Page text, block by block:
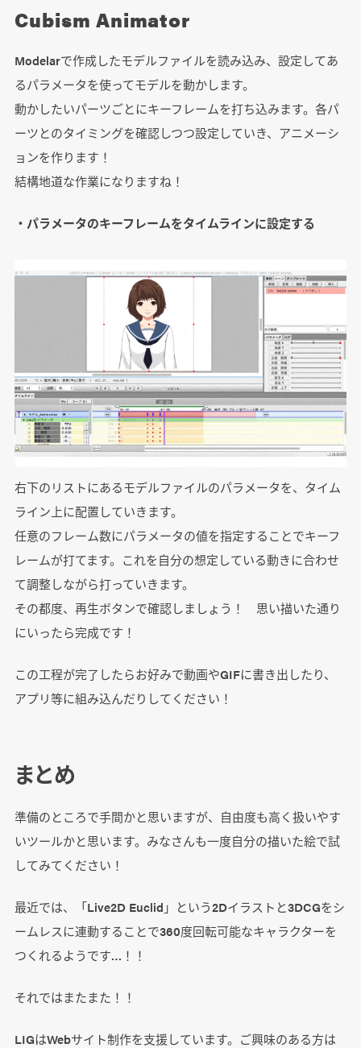
Cubism Animator
Modelarで作成したモデルファイルを読み込み、設定してあ
るパラメータを使ってモデルを動かします。
動かしたいパーツごとにキーフレームを打ち込みます。各パ
ーツとのタイミングを確認しつつ設定していき、アニメーシ
ョンを作ります！
結構地道な作業になりますね！
・パラメータのキーフレームをタイムラインに設定する
右下のリストにあるモデルファイルのパラメータを、タイム
ライン上に配置していきます。
任意のフレーム数にパラメータの値を指定することでキーフ
レームが打てます。これを自分の想定している動きに合わせ
て調整しながら打っていきます。
その都度、再生ボタンで確認しましょう！ 思い描いた通り
にいったら完成です！
この工程が完了したらお好みで動画やGIFに書き出したり、
アプリ等に組み込んだりしてください！
まとめ
準備のところで手間かと思いますが、自由度も高く扱いやす
いツールかと思います。みなさんも一度自分の描いた絵で試
してみてください！
最近では、「Live2D Euclid」という2Dイラストと3DCGをシ
ームレスに連動することで360度回転可能なキャラクターを
つくれるようです…！！
それではまたまた！！
LIGはWebサイト制作を支援しています。ご興味のある方は